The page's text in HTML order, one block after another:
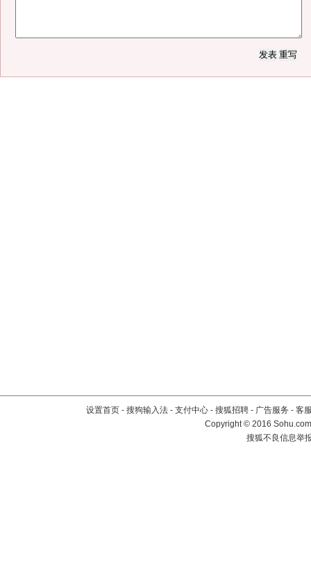
设置首页 - 搜狗输入法 - 支付中心 - 搜狐招聘 - 广告服务 - 客
Copyright©2016
搜狐不良信息举